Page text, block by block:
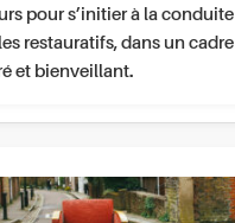
pour s’initier à la conduite
restauratifs, dans un cadre
et bienveillant.